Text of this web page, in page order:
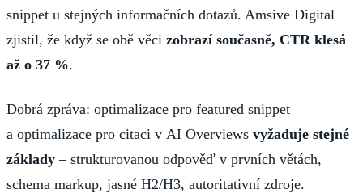
snippet u stejných informačních dotazů. Amsive Digital
zjistil, že když se obě věci zobrazí současně, CTR klesá
až o 37 %.
Dobrá zpráva: optimalizace pro featured snippet
a optimalizace pro citaci v AI Overviews vyžaduje stejné
základy – strukturovanou odpověď v prvních větách,
schema markup, jasné H2/H3, autoritativní zdroje.